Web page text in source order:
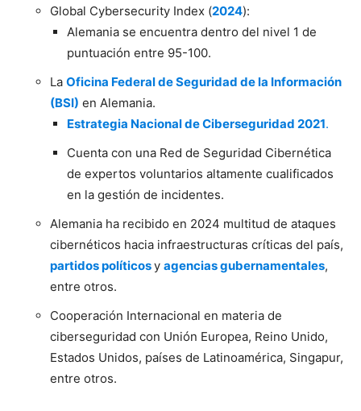
Global Cybersecurity Index (2024):
Alemania se encuentra dentro del nivel 1 de
puntuación entre 95-100.
La Oficina Federal de Seguridad de la Información
(BSI) en Alemania.
Estrategia Nacional de Ciberseguridad 2021.
Cuenta con una Red de Seguridad Cibernética
de expertos voluntarios altamente cualificados
en la gestión de incidentes.
Alemania ha recibido en 2024 multitud de ataques
cibernéticos hacia infraestructuras críticas del país,
partidos políticosy agencias gubernamentales,
entre otros.
Cooperación Internacional en materia de
ciberseguridad con Unión Europea, Reino Unido,
Estados Unidos, países de Latinoamérica, Singapur,
entre otros.